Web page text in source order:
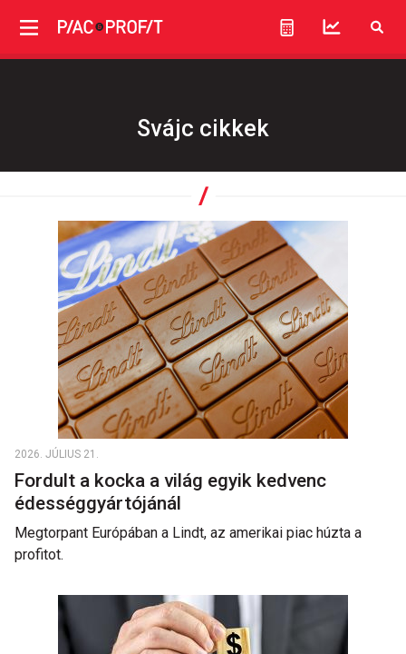
Svájc cikkek
2026. JÚLIUS 21.
Fordult a kocka a világ egyik kedvenc
édességgyártójánál
Megtorpant Európában a Lindt, az amerikai piac húzta a
profitot.